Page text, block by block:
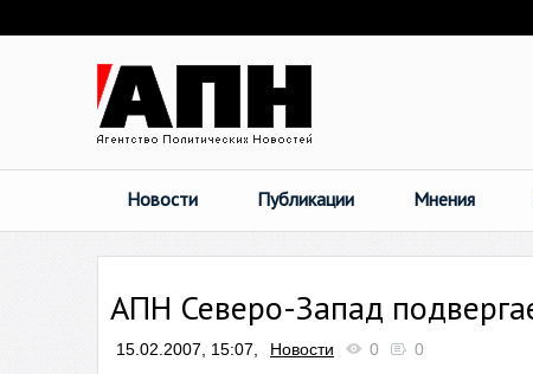
Новости Публикации Мнения
АПН Северо-Запад
15.02.2007, 15:07, Новости 0 0